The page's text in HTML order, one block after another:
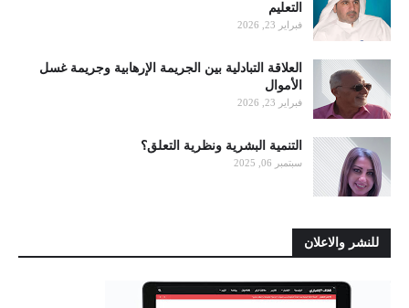
التعليم
فبراير 23, 2026
العلاقة التبادلية بين الجريمة الإرهابية وجريمة غسل
الأموال
فبراير 23, 2026
التنمية البشرية ونظرية التعلق؟
سبتمبر 06, 2025
للنشر والاعلان